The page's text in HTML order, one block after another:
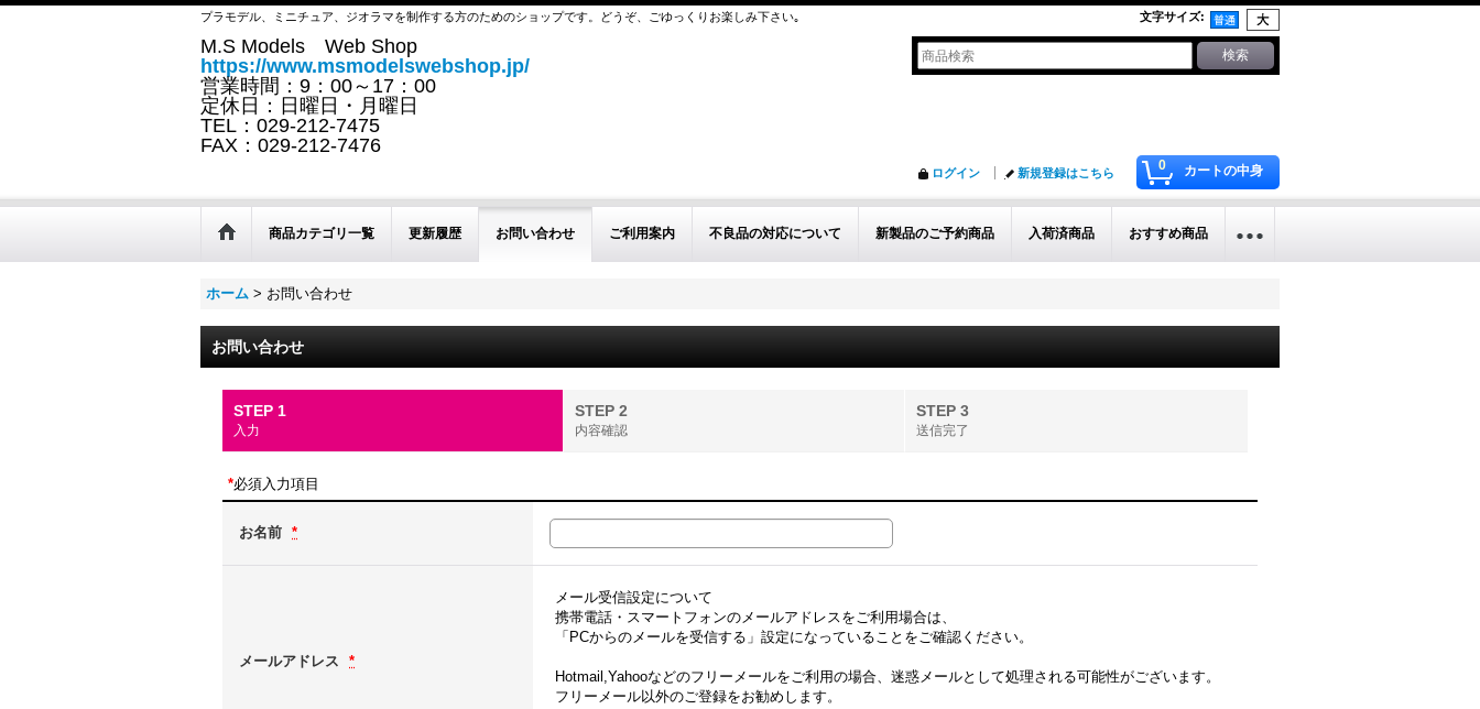
プラモデル、ミニチュア、ジオラマを制作する方のためのショップです。どうぞ、ごゆっくりお楽しみ下さい｡ 文字サイズ:
M.S Models Web Shop
https://www.msmodelswebshop.jp/
営業時間：9：00～17：00
定休日：日曜日・月曜日
TEL：029-212-7475
FAX：029-212-7476
0 カートの中身
ログイン 新規登録はこちら
商品カテゴリ一覧 更新履歴 お問い合わせ ご利用案内 不良品の対応について 新製品のご予約商品 入荷済商品 おすすめ商品
ホーム > お問い合わせ
お問い合わせ
STEP 1
入力
STEP 2
内容確認
STEP 3
送信完了
*必須入力項目
お名前 *
メールアドレス *
メール受信設定について
携帯電話・スマートフォンのメールアドレスをご利用場合は、
「PCからのメールを受信する」設定になっていることをご確認ください。
Hotmail,Yahooなどのフリーメールをご利用の場合、迷惑メールとして処理される可能性がございます。
フリーメール以外のご登録をお勧めします。